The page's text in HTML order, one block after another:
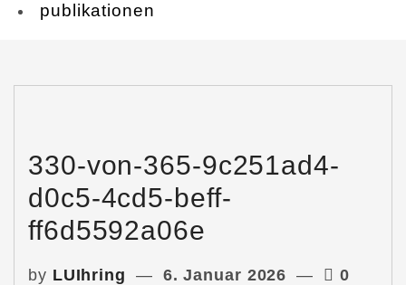
publikationen
330-von-365-9c251ad4-
d0c5-4cd5-beff-
ff6d5592a06e
by LUIhring 6. Januar 2026 0